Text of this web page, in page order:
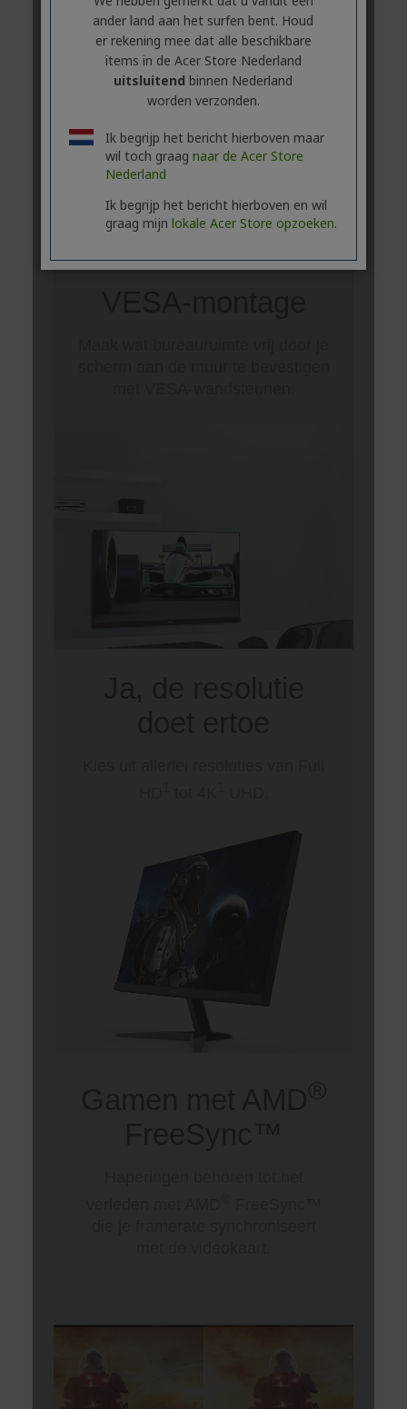
ander land aan het surfen bent. Houd
er rekening mee dat alle beschikbare
items in de Acer Store Nederland
uitsluitend binnen Nederland
worden verzonden.
Ik begrijp het bericht hierboven maar
wil toch graag naar de Acer Store
Nederland
Ik begrijp het bericht hierboven en wil
graag mijn lokale Acer Store opzoeken.